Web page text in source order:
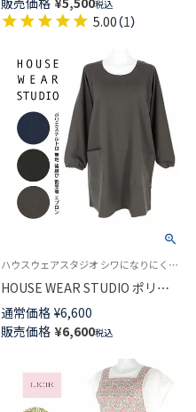
エプロン 70371868
税込
5.00（1）
ハウスウェアスタジオ シワになりにくい ポリエステル素材カフェ 飲食店 レストラン ユニフォーム
HOUSE WEAR STUDIO ポリエ
ステルトロ 無地 ポリエステル
100％後結び 割烹着 かっぽう着
カッポー スモック エプロン
通常価格 ¥6,600
販売価格 ¥6,600税込